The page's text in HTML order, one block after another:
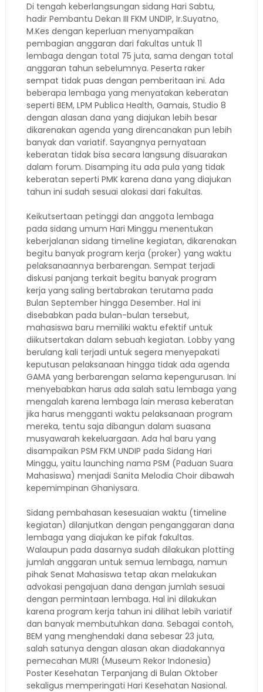
Di tengah keberlangsungan sidang Hari Sabtu,
hadir Pembantu Dekan III FKM UNDIP, Ir.Suyatno,
M.Kes dengan keperluan menyampaikan
pembagian anggaran dari fakultas untuk 11
lembaga dengan total 75 juta, sama dengan total
anggaran tahun sebelumnya. Peserta raker
sempat tidak puas dengan pemberitaan ini. Ada
beberapa lembaga yang menyatakan keberatan
seperti BEM, LPM Publica Health, Gamais, Studio 8
dengan alasan dana yang diajukan lebih besar
dikarenakan agenda yang direncanakan pun lebih
banyak dan variatif. Sayangnya pernyataan
keberatan tidak bisa secara langsung disuarakan
dalam forum. Disamping itu ada pula yang tidak
keberatan seperti PMK karena dana yang diajukan
tahun ini sudah sesuai alokasi dari fakultas.
Keikutsertaan petinggi dan anggota lembaga
pada sidang umum Hari Minggu menentukan
keberjalanan sidang timeline kegiatan, dikarenakan
begitu banyak program kerja (proker) yang waktu
pelaksanaannya berbarengan. Sempat terjadi
diskusi panjang terkait begitu banyak program
kerja yang saling bertabrakan terutama pada
Bulan September hingga Desember. Hal ini
disebabkan pada bulan-bulan tersebut,
mahasiswa baru memiliki waktu efektif untuk
diikutsertakan dalam sebuah kegiatan. Lobby yang
berulang kali terjadi untuk segera menyepakati
keputusan pelaksanaan hingga tidak ada agenda
GAMA yang berbarengan selama kepengurusan. Ini
menyebabkan harus ada salah satu lembaga yang
mengalah karena lembaga lain merasa keberatan
jika harus mengganti waktu pelaksanaan program
mereka, tentu saja dibangun dalam suasana
musyawarah kekeluargaan. Ada hal baru yang
disampaikan PSM FKM UNDIP pada Sidang Hari
Minggu, yaitu launching nama PSM (Paduan Suara
Mahasiswa) menjadi Sanita Melodia Choir dibawah
kepemimpinan Ghaniysara.
Sidang pembahasan kesesuaian waktu (timeline
kegiatan) dilanjutkan dengan penganggaran dana
lembaga yang diajukan ke pifak fakultas.
Walaupun pada dasarnya sudah dilakukan plotting
jumlah anggaran untuk semua lembaga, namun
pihak Senat Mahasiswa tetap akan melakukan
advokasi pengajuan dana dengan jumlah sesuai
dengan permintaan lembaga. Hal ini dilakukan
karena program kerja tahun ini dilihat lebih variatif
dan banyak membutuhkan dana. Sebagai contoh,
BEM yang menghendaki dana sebesar 23 juta,
salah satunya dengan alasan akan diadakannya
pemecahan MURI (Museum Rekor Indonesia)
Poster Kesehatan Terpanjang di Bulan Oktober
sekaligus memperingati Hari Kesehatan Nasional.